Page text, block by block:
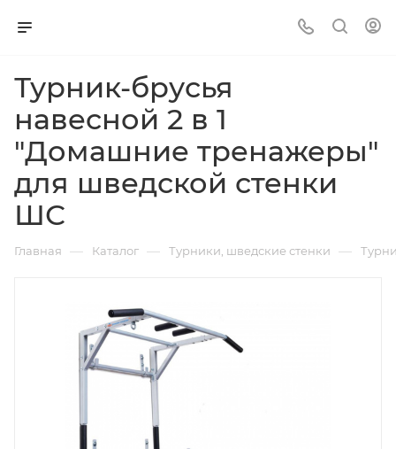
Турник-брусья
навесной 2 в 1
"Домашние тренажеры"
для шведской стенки
ШС
Главная — Каталог — Турники, шведские стенки —